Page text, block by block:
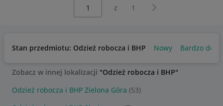
z 1 Następna strona
Stan przedmiotu: Odzież robocza i BHP Nowy Bardzo
Zobacz w innej lokalizacji "Odzież robocza i BHP"
Odzież robocza i BHP Zielona Góra (53)